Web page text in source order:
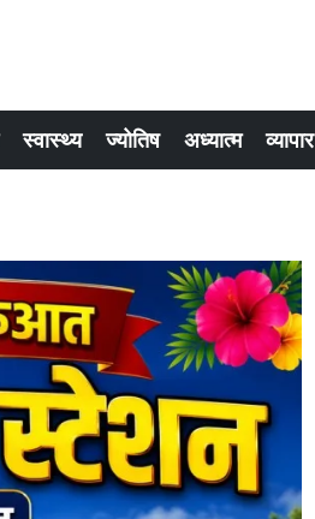
स्वास्थ्य ज्योतिष अध्यात्म व्यापार